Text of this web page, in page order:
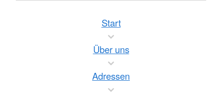
Start
Über uns
Adressen